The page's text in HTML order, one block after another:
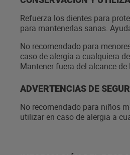
Fortalece el esmalte de los
aliento fresco Limpia entre
Refuerza los dientes para
para mantenerlas sanas.
No recomendado para
caso de alergia a cualquiera
Mantener fuera del alcance de
ADVERTENCIAS DE
No recomendado para niños
utilizar en caso de alergia a